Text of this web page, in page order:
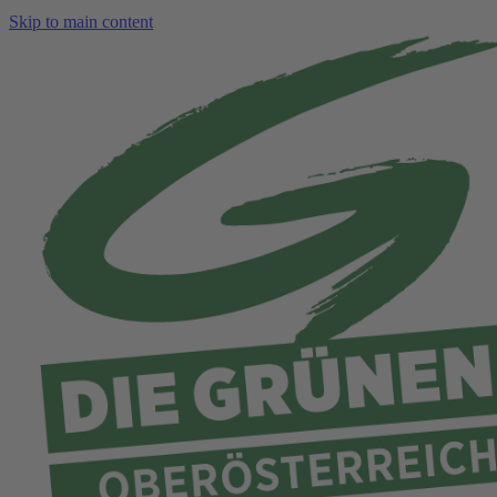
Skip to main content